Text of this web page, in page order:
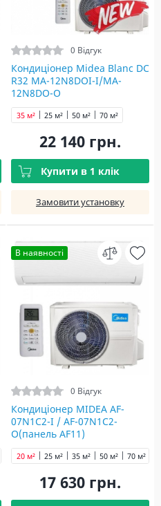
0 Відгук
Кондиціонер Midea Blanc DC
R32 MA-12N8DOI-I/MA-
12N8DO-O
25 м²
35 м² 50 м² 70 м²
22 140 грн.
Купити в 1 клік
Замовити установку
В наявності
0 Відгук
Кондиціонер MIDEA AF-
07N1C2-I / AF-07N1C2-
O(панель AF11)
20 м² 25 м² 35 м² 50 м² 70 м²
17 630 грн.